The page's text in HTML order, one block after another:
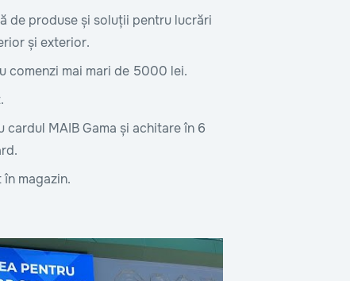
de produse și soluții pentru lucrări
și exterior.
comenzi mai mari de 5000 lei.
MAIB Gama și achitare în 6
magazin.